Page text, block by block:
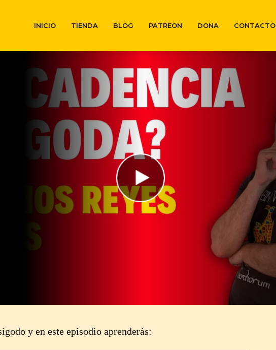
INICIO TIENDA BLOG PATREON DONA CONTACTO
y en este episodio aprenderás: